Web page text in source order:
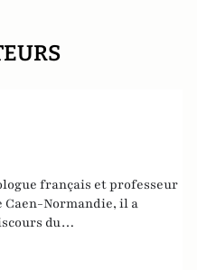
français et professeur
Normandie, il a
du
co-dirigé